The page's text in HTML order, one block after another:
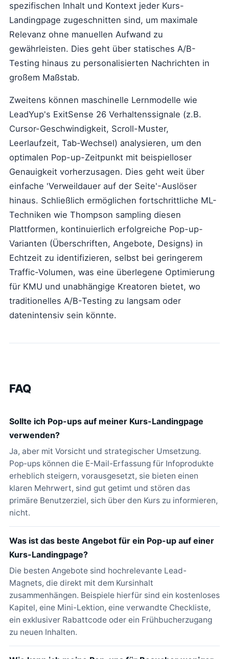
spezifischen Inhalt und Kontext jeder Kurs-
Landingpage zugeschnitten sind, um maximale
Relevanz ohne manuellen Aufwand zu
gewährleisten. Dies geht über statisches A/B-
Testing hinaus zu personalisierten Nachrichten in
großem Maßstab.
Zweitens können maschinelle Lernmodelle wie
LeadYup's ExitSense 26 Verhaltenssignale (z.B.
Cursor-Geschwindigkeit, Scroll-Muster,
Leerlaufzeit, Tab-Wechsel) analysieren, um den
optimalen Pop-up-Zeitpunkt mit beispielloser
Genauigkeit vorherzusagen. Dies geht weit über
einfache 'Verweildauer auf der Seite'-Auslöser
hinaus. Schließlich ermöglichen fortschrittliche ML-
Techniken wie Thompson sampling diesen
Plattformen, kontinuierlich erfolgreiche Pop-up-
Varianten (Überschriften, Angebote, Designs) in
Echtzeit zu identifizieren, selbst bei geringerem
Traffic-Volumen, was eine überlegene Optimierung
für KMU und unabhängige Kreatoren bietet, wo
traditionelles A/B-Testing zu langsam oder
datenintensiv sein könnte.
FAQ
Sollte ich Pop-ups auf meiner Kurs-Landingpage
verwenden?
Ja, aber mit Vorsicht und strategischer Umsetzung.
Pop-ups können die E-Mail-Erfassung für Infoprodukte
erheblich steigern, vorausgesetzt, sie bieten einen
klaren Mehrwert, sind gut getimt und stören das
primäre Benutzerziel, sich über den Kurs zu informieren,
nicht.
Was ist das beste Angebot für ein Pop-up auf einer
Kurs-Landingpage?
Die besten Angebote sind hochrelevante Lead-
Magnets, die direkt mit dem Kursinhalt
zusammenhängen. Beispiele hierfür sind ein kostenloses
Kapitel, eine Mini-Lektion, eine verwandte Checkliste,
ein exklusiver Rabattcode oder ein Frühbucherzugang
zu neuen Inhalten.